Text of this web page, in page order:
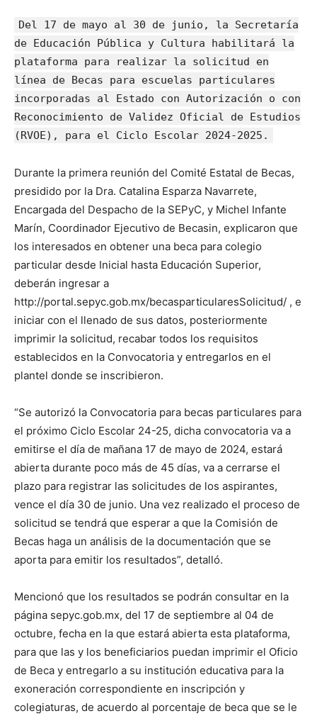
Del 17 de mayo al 30 de junio, la Secretaría
de Educación Pública y Cultura habilitará la
plataforma para realizar la solicitud en
línea de Becas para escuelas particulares
incorporadas al Estado con Autorización o con
Reconocimiento de Validez Oficial de Estudios
(RVOE), para el Ciclo Escolar 2024-2025.
Durante la primera reunión del Comité Estatal de Becas,
presidido por la Dra. Catalina Esparza Navarrete,
Encargada del Despacho de la SEPyC, y Michel Infante
Marín, Coordinador Ejecutivo de Becasin, explicaron que
los interesados en obtener una beca para colegio
particular desde Inicial hasta Educación Superior,
deberán ingresar a
http://portal.sepyc.gob.mx/becasparticularesSolicitud/ , e
iniciar con el llenado de sus datos, posteriormente
imprimir la solicitud, recabar todos los requisitos
establecidos en la Convocatoria y entregarlos en el
plantel donde se inscribieron.
“Se autorizó la Convocatoria para becas particulares para
el próximo Ciclo Escolar 24-25, dicha convocatoria va a
emitirse el día de mañana 17 de mayo de 2024, estará
abierta durante poco más de 45 días, va a cerrarse el
plazo para registrar las solicitudes de los aspirantes,
vence el día 30 de junio. Una vez realizado el proceso de
solicitud se tendrá que esperar a que la Comisión de
Becas haga un análisis de la documentación que se
aporta para emitir los resultados”, detalló.
Mencionó que los resultados se podrán consultar en la
página sepyc.gob.mx, del 17 de septiembre al 04 de
octubre, fecha en la que estará abierta esta plataforma,
para que las y los beneficiarios puedan imprimir el Oficio
de Beca y entregarlo a su institución educativa para la
exoneración correspondiente en inscripción y
colegiaturas, de acuerdo al porcentaje de beca que se le